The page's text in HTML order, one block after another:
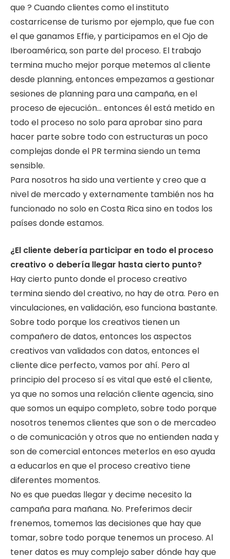
que ? Cuando clientes como el instituto
costarricense de turismo por ejemplo, que fue con
el que ganamos Effie, y participamos en el Ojo de
Iberoamérica, son parte del proceso. El trabajo
termina mucho mejor porque metemos al cliente
desde planning, entonces empezamos a gestionar
sesiones de planning para una campaña, en el
proceso de ejecución… entonces él está metido en
todo el proceso no solo para aprobar sino para
hacer parte sobre todo con estructuras un poco
complejas donde el PR termina siendo un tema
sensible.
Para nosotros ha sido una vertiente y creo que a
nivel de mercado y externamente también nos ha
funcionado no solo en Costa Rica sino en todos los
países donde estamos.
¿El cliente debería participar en todo el proceso
creativo o debería llegar hasta cierto punto?
Hay cierto punto donde el proceso creativo
termina siendo del creativo, no hay de otra. Pero en
vinculaciones, en validación, eso funciona bastante.
Sobre todo porque los creativos tienen un
compañero de datos, entonces los aspectos
creativos van validados con datos, entonces el
cliente dice perfecto, vamos por ahí. Pero al
principio del proceso sí es vital que esté el cliente,
ya que no somos una relación cliente agencia, sino
que somos un equipo completo, sobre todo porque
nosotros tenemos clientes que son o de mercadeo
o de comunicación y otros que no entienden nada y
son de comercial entonces meterlos en eso ayuda
a educarlos en que el proceso creativo tiene
diferentes momentos.
No es que puedas llegar y decime necesito la
campaña para mañana. No. Preferimos decir
frenemos, tomemos las decisiones que hay que
tomar, sobre todo porque tenemos un proceso. Al
tener datos es muy complejo saber dónde hay que